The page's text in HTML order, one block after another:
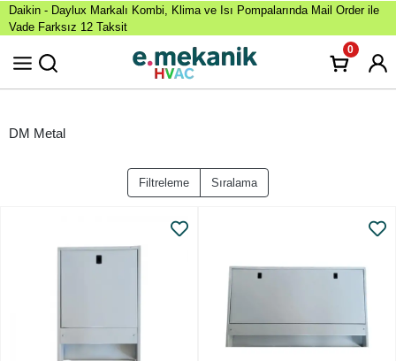
Daikin - Daylux Markalı Kombi, Klima ve Isı Pompalarında Mail Order ile
Vade Farksız 12 Taksit
0
DM Metal
Filtreleme Sıralama